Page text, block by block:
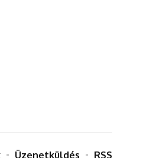
Üzenetküldés RSS